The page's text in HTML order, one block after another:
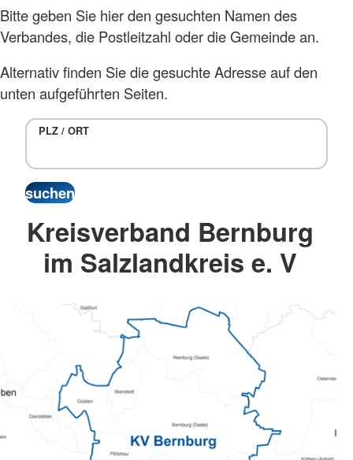
Bitte geben Sie hier den gesuchten Namen des
Verbandes, die Postleitzahl oder die Gemeinde an.
Alternativ finden Sie die gesuchte Adresse auf den
unten aufgeführten Seiten.
PLZ / ORT
Kreisverband Bernburg
im Salzlandkreis e. V